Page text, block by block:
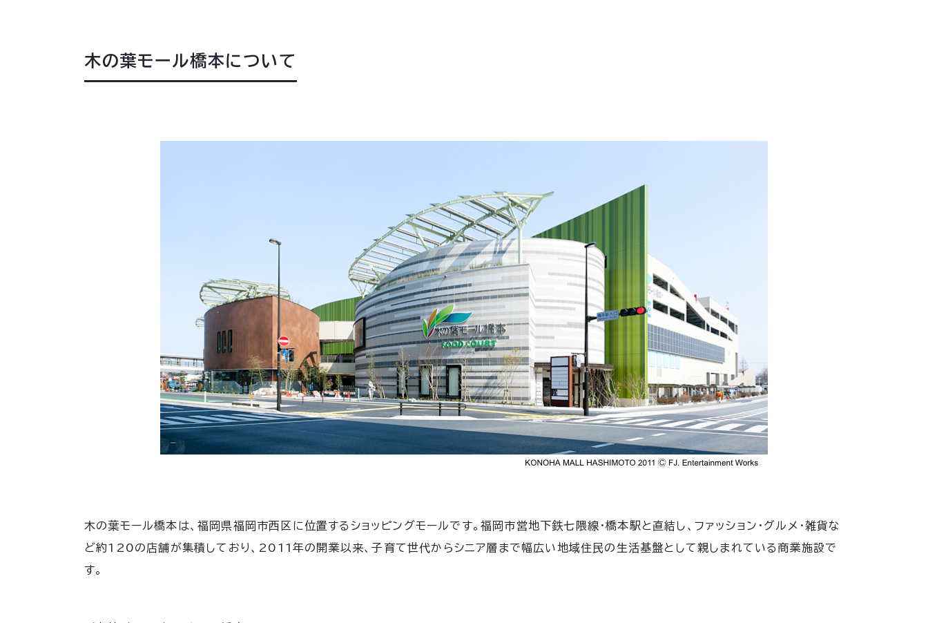
木の葉モール橋本について
木の葉モール橋本は、福岡県福岡市西区に位置するショッピングモールです。福岡市営地下鉄七隈線・橋本駅と直結し、ファッション・グルメ・雑貨な
ど約120の店舗が集積しており、2011年の開業以来、子育て世代からシニア層まで幅広い地域住民の生活基盤として親しまれている商業施設で
す。